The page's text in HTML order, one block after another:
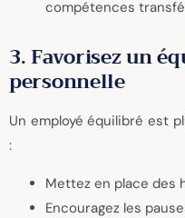
compétences
3. Favorisez un
personnelle
Un employé équilibré est
:
Mettez en place des
Encouragez les